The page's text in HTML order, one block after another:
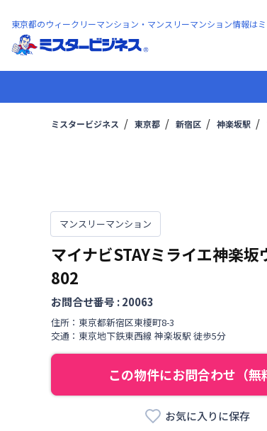
東京都のウィークリーマンション・マンスリーマンション情報は
ミスタービジネス 東京都 新宿区 神楽坂駅
マンスリーマンション
マイナビSTAYミライエ神楽坂
802
お問合せ番号 :20063
住所： 東京都新宿区東榎町8-3
交通： 東京地下鉄東西線 神楽坂駅 徒歩5分
この物件にお問合わせ（無
お気に入りに保存